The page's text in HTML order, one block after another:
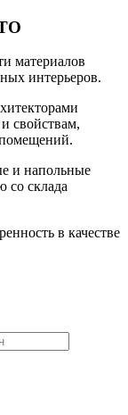
материалов
интерьеров.
свойствам,
и напольные
со склада
в качестве